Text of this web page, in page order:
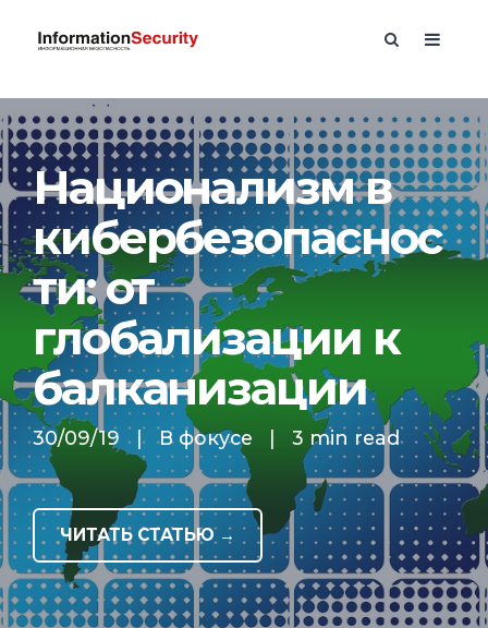
Национализм в
кибербезопаснос
ти: от
глобализации к
балканизации
30/09/19 В фокусе 3 min read
ЧИТАТЬ СТАТЬЮ →